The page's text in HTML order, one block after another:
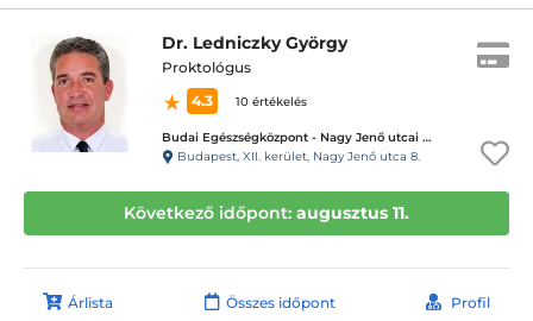
Dr. Ledniczky György
Proktológus
4.3
10 értékelés
Budai Egészségközpont - Nagy Jenő utcai magánrendelők
Budapest, XII. kerület, Nagy Jenő utca 8.
Következő időpont: augusztus 11.
Árlista Összes időpont Profil